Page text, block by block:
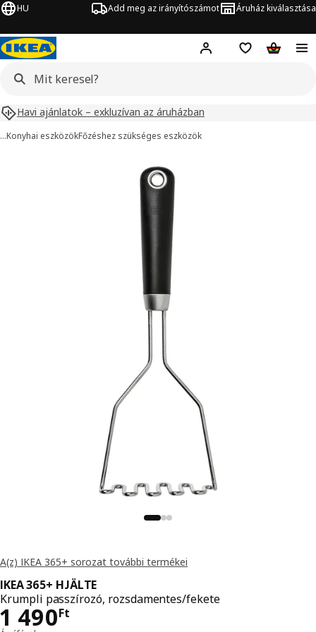
HU Add meg az irányítószámot Áruház kiválasztása
Hej! Bejelentkezés
Bevásárlólista
Kosár
Havi ajánlatok – exkluzívan az áruházban
…Konyhai eszközökFőzéshez szükséges eszközök
A(z) IKEA 365+ sorozat további termékei
IKEA 365+ HJÄLTE
Krumpli passzírozó, rozsdamentes/fekete
1 490Ft
Ár 1490Ft